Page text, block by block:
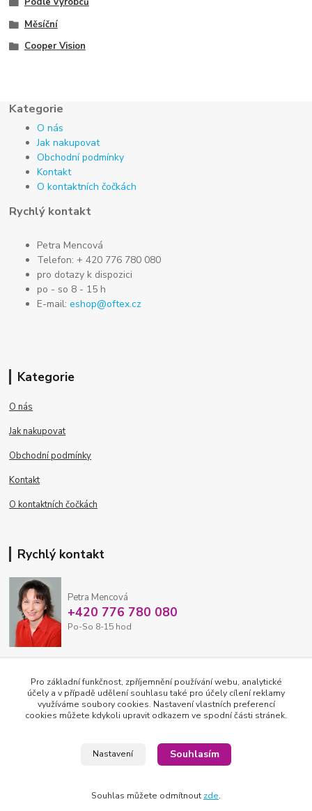
Měsíční
Cooper Vision
Kategorie
O nás
Jak nakupovat
Obchodní podmínky
Kontakt
O kontaktních čočkách
Rychlý kontakt
Petra Mencová
Telefon: + 420 776 780 080
pro dotazy k dispozici
po - so 8 - 15 h
E-mail:eshop@oftex.cz
Kategorie
O nás
Jak nakupovat
Obchodní podmínky
Kontakt
O kontaktních čočkách
Rychlý kontakt
Petra Mencová
+420 776 780 080
Po-So 8-15 hod
2026 © OFTEX oční klinika
Pro základní funkčnost, zpříjemnění používání webu, analytické
účely a v případě udělení souhlasu také pro účely cílení reklamy
využíváme soubory cookies. Nastavení vlastních preferencí
cookies můžete kdykoli upravit odkazem ve spodní části stránek.
Nastavení Souhlasím
Souhlas můžete odmítnout zde.